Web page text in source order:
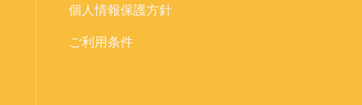
個人情報保護方針
ご利用条件